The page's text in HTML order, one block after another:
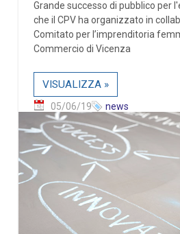
Grande successo di pubblico per
che il CPV ha organizzato in
Comitato per l’imprenditoria
Commercio di Vicenza
VISUALIZZA »
05/06/19 news